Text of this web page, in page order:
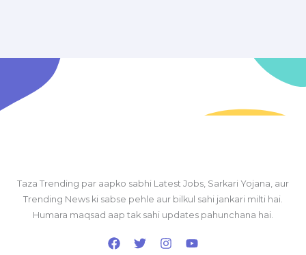
Taza Trending par aapko sabhi Latest Jobs, Sarkari Yojana, aur
Trending News ki sabse pehle aur bilkul sahi jankari milti hai.
Humara maqsad aap tak sahi updates pahunchana hai.